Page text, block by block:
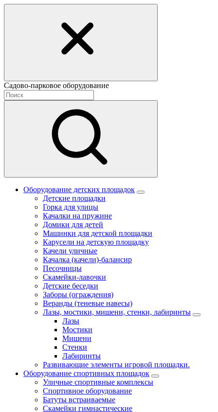
Садово-парковое оборудование
Оборудование детских площадок
Детские площадки
Горка для улицы
Качалки на пружине
Домики для детей
Машинки для детской площадки
Карусели на детскую площадку
Качели уличные
Качалка (качели)-балансир
Песочницы
Скамейки-лавочки
Детские беседки
Заборы (ограждения)
Веранды (теневые навесы)
Лазы, мостики, мишени, стенки, лабиринты
Лазы
Мостики
Мишени
Стенки
Лабиринты
Развивающие элементы игровой площадки.
Оборудование спортивных площадок
Уличные спортивные комплексы
Спортивное оборудование
Батуты встраиваемые
Скамейки гимнастические